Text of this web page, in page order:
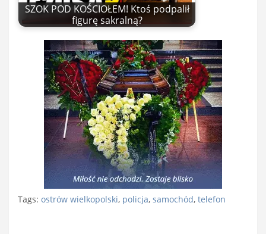
SZOK POD KOŚCIOŁEM! Ktoś podpalił
figurę sakralną?
Tags: ostrów wielkopolski, policja, samochód, telefon